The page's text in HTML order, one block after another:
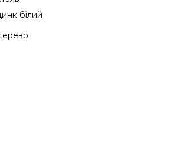
білий